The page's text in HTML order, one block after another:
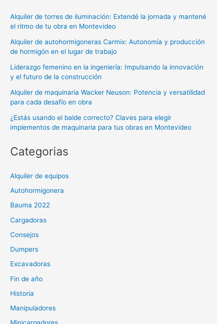
Alquiler de torres de iluminación: Extendé la jornada y mantené
el ritmo de tu obra en Montevideo
Alquiler de autohormigoneras Carmix: Autonomía y producción
de hormigón en el lugar de trabajo
Liderazgo femenino en la ingeniería: Impulsando la innovación
y el futuro de la construcción
Alquiler de maquinaria Wacker Neuson: Potencia y versatilidad
para cada desafío en obra
¿Estás usando el balde correcto? Claves para elegir
implementos de maquinaria para tus obras en Montevideo
Categorias
Alquiler de equipos
Autohormigonera
Bauma 2022
Cargadoras
Consejos
Dumpers
Excavadoras
Fin de año
Historia
Manipuladores